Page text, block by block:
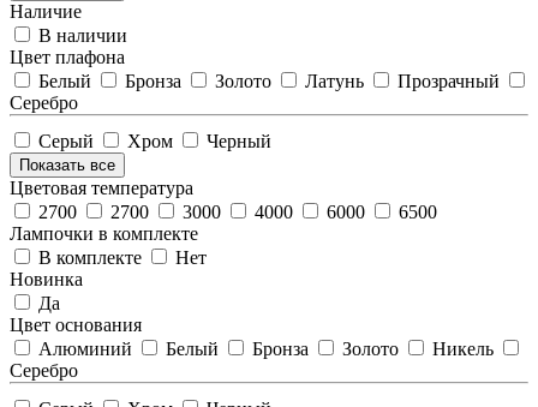
Наличие
В наличии
Цвет плафона
Белый
Бронза Золото Латунь
Прозрачный
Серебро
Серый
Хром Черный
Показать все
Цветовая температура
2700
2700 3000 4000 6000
6500
Лампочки в комплекте
В комплекте
Нет
Новинка
Да
Цвет основания
Алюминий
Белый Бронза Золото
Никель
Серебро